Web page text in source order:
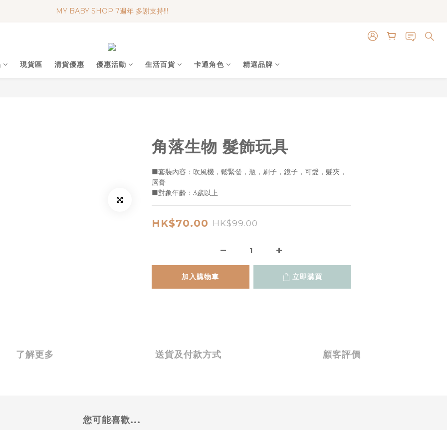
便利妥口罩 限時優惠 買一送一
MY BABY SHOP 7週年 多謝支持!!!
現貨區 清貨優惠 優惠活動 生活百貨 卡通角色 精選品牌
角落生物 髮飾玩具
■套裝內容：吹風機，鬆緊發，瓶，刷子，鏡子，可愛，髮夾，
唇膏
■對象年齡：3歲以上
HK$70.00 HK$99.00
加入購物車 立即購買
了解更多 送貨及付款方式 顧客評價
您可能喜歡...